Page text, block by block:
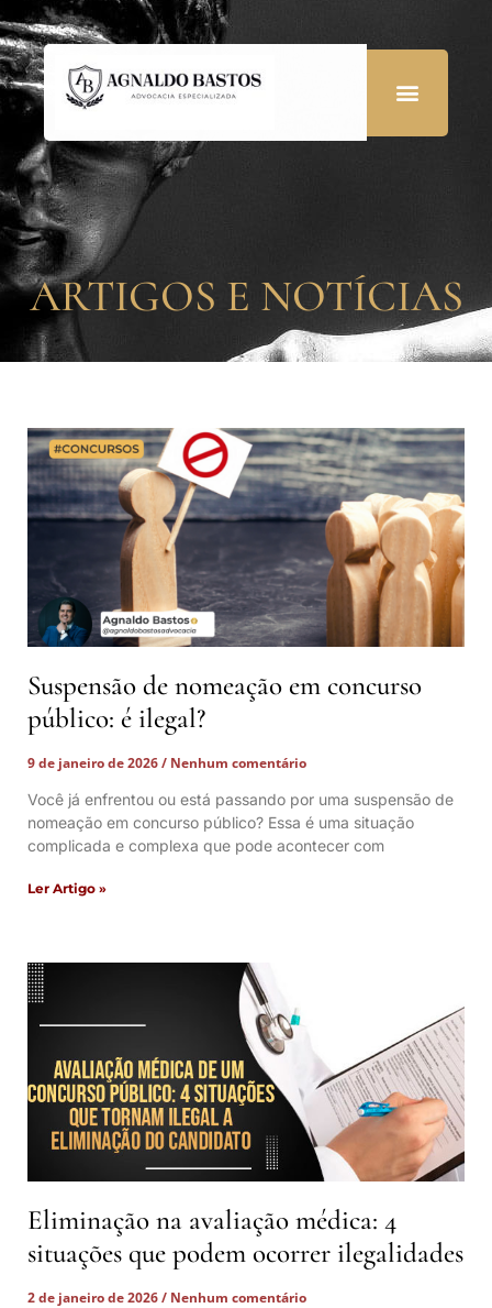
ARTIGOS E NOTÍCIAS
Suspensão de nomeação em concurso
público: é ilegal?
9 de janeiro de 2026
Nenhum comentário
Você já enfrentou ou está passando por uma suspensão de
nomeação em concurso público? Essa é uma situação
complicada e complexa que pode acontecer com
Ler Artigo »
Eliminação na avaliação médica: 4
situações que podem ocorrer ilegalidades
2 de janeiro de 2026
Nenhum comentário